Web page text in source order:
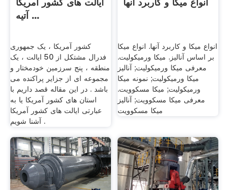
آتیه ...
کشور آمریکا ، یک جمهوری
فدرال مشتکل از 50 ایالت ، یک
منطقه ، پنج سرزمین خودمختار و
مجموعه ای از جزایر پراکنده می
باشد . در این مقاله قصد داریم با
استان های کشور آمریکا یا به
عبارتی ایالت های کشور آمریکا
آشنا شویم .
انواع میکا و کاربرد آنها. انواع میکا
بر اساس آنالیز. میکا ورمیکولیت.
معرفی میکا ورمیکولیت; آنالیز
میکا ورمیکولیت; نمونه میکا
ورمیکولیت; میکا مسکوویت.
معرفی میکا مسکوویت; آنالیز
میکا مسکوویت